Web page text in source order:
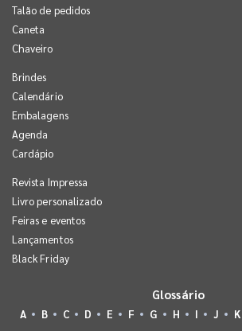
Talão de pedidos
Caneta
Chaveiro
Brindes
Calendário
Embalagens
Agenda
Cardápio
Revista Impressa
Livro personalizado
Feiras e eventos
Lançamentos
Black Friday
Glossário
A B C D E F G H I J K